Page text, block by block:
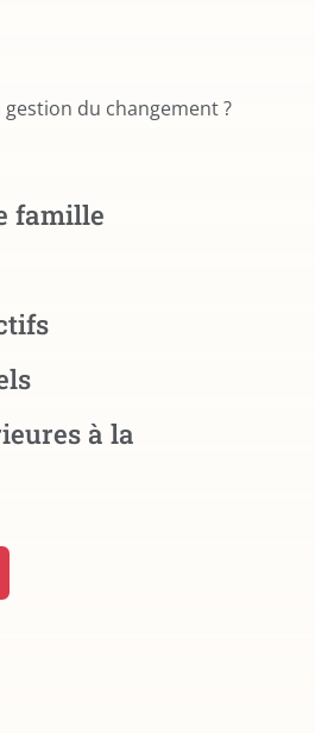
du changement ?
famille
à la